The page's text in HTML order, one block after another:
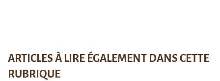
ARTICLES À LIRE ÉGALEMENT DANS CETTE
RUBRIQUE